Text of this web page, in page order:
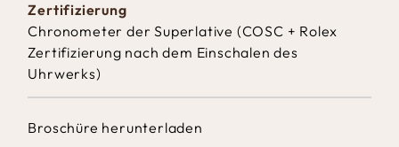
Zertifizierung
Chronometer der Superlative (COSC + Rolex
Zertifizierung nach dem Einschalen des
Uhrwerks)
Broschüre herunterladen